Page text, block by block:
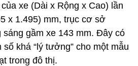
xe (Dài x Rộng x Cao) lần
x 1.495) mm, trục cơ sở
sáng gầm xe 143 mm. Đây có
khá “lý tưởng” cho một mẫu
trong đô thị.